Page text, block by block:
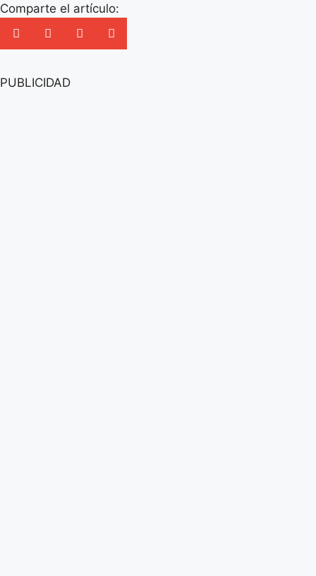
Comparte el artículo:
PUBLICIDAD